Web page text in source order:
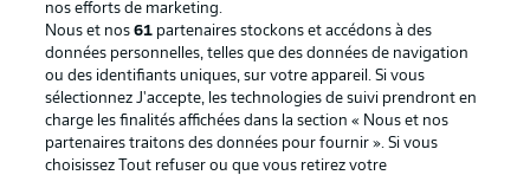
La publicité Conditions d’utilisation des
nos efforts de marketing.
Nous et nos61 partenaires stockons et accédons à des
données personnelles, telles que des données de navigation
ou des identifiants uniques, sur votre appareil. Si vous
sélectionnez J'accepte, les technologies de suivi prendront en
charge les finalités affichées dans la section « Nous et nos
partenaires traitons des données pour fournir ». Si vous
choisissez Tout refuser ou que vous retirez votre